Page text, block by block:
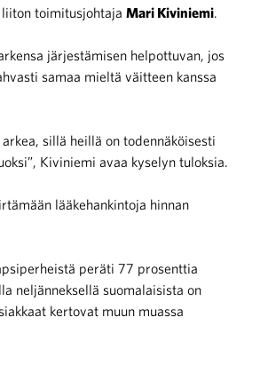
liiton toimitusjohtaja Mari Kiviniemi
järjestämisen helpottuvan, jos
samaa mieltä väitteen kanssa
sillä heillä on todennäköisesti
Kiviniemi avaa kyselyn tuloksia.
lääkehankintoja hinnan
peräti 77 prosenttia
neljänneksellä suomalaisista on
kertovat muun muassa